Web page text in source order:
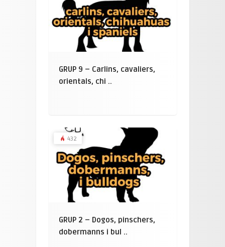
GRUP 9 – Carlins, cavaliers,
orientals, chi ..
432
GRUP 2 – Dogos, pinschers,
dobermanns i bul ..